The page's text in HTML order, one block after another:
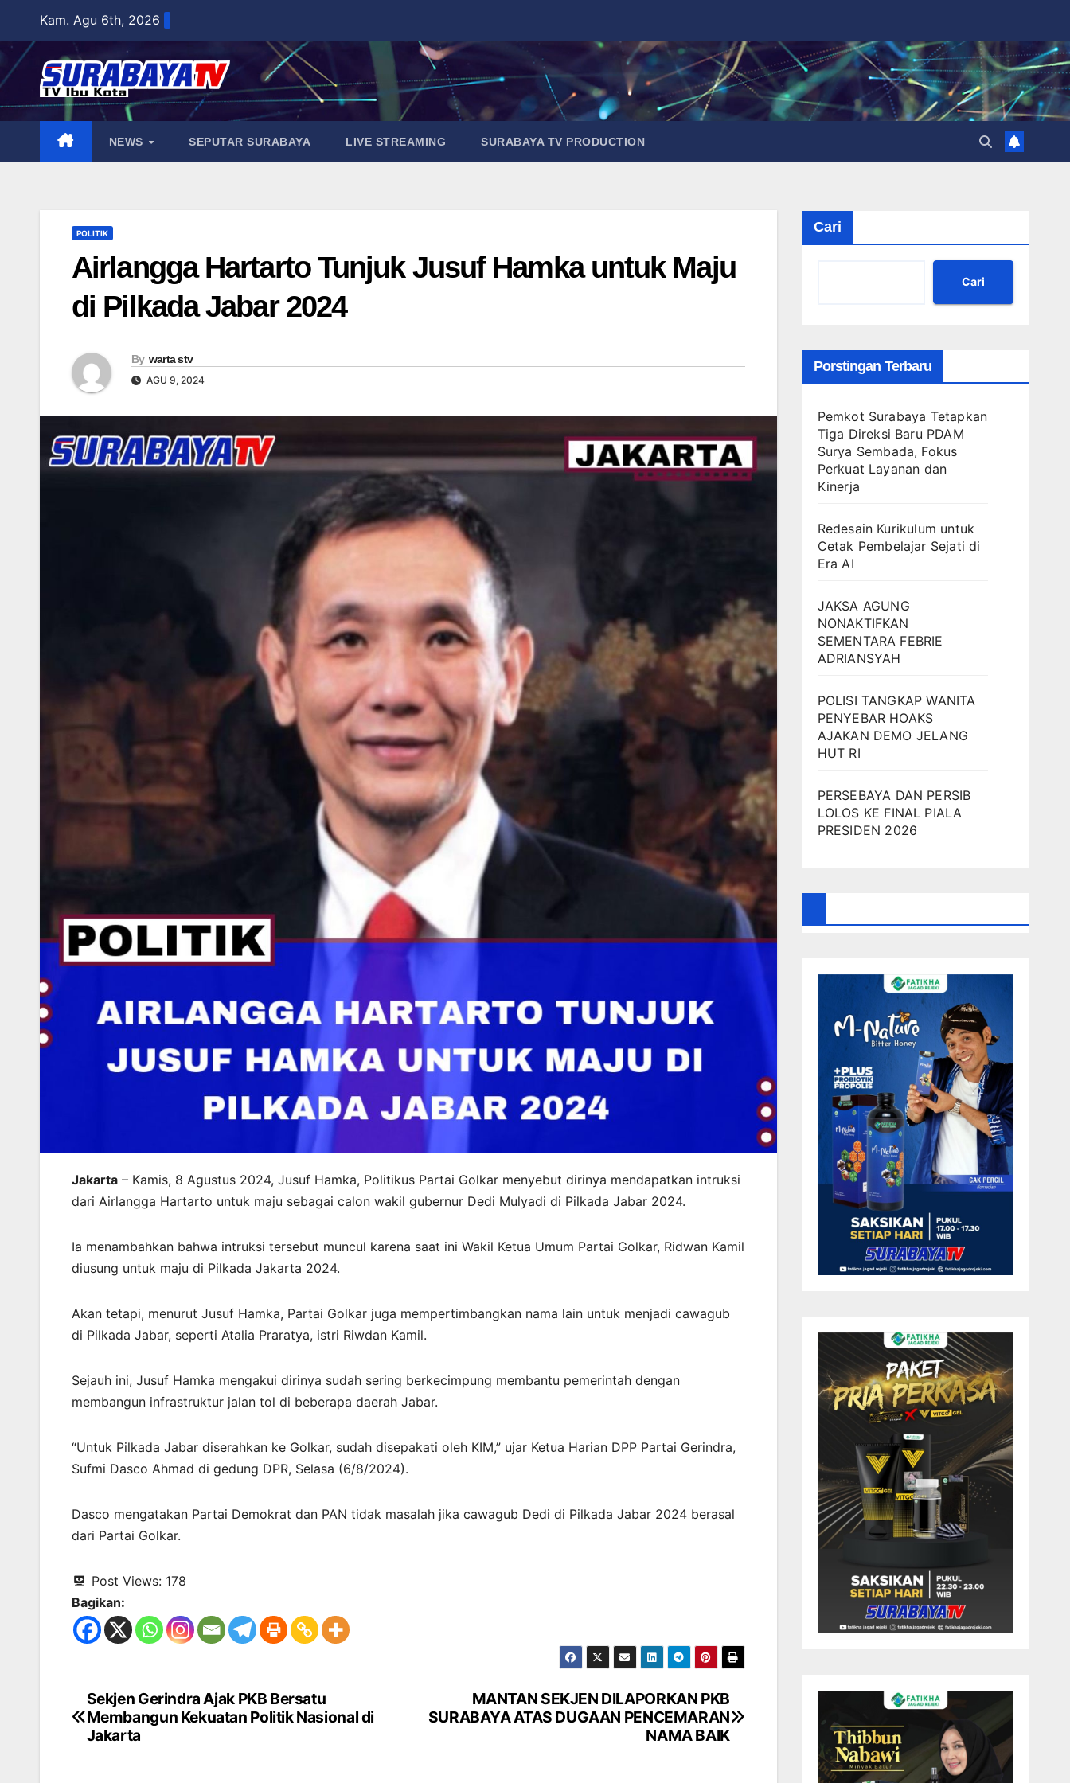
content
Kam. Agu 6th, 2026
NEWS SEPUTAR SURABAYA LIVE STREAMING SURABAYA TV PRODUCTION
POLITIK
Airlangga Hartarto Tunjuk Jusuf Hamka untuk Maju
di Pilkada Jabar 2024
By warta stv
AGU 9, 2024
Jakarta – Kamis, 8 Agustus 2024, Jusuf Hamka, Politikus Partai Golkar menyebut dirinya mendapatkan intruksi
dari Airlangga Hartarto untuk maju sebagai calon wakil gubernur Dedi Mulyadi di Pilkada Jabar 2024.
Ia menambahkan bahwa intruksi tersebut muncul karena saat ini Wakil Ketua Umum Partai Golkar, Ridwan Kamil
diusung untuk maju di Pilkada Jakarta 2024.
Akan tetapi, menurut Jusuf Hamka, Partai Golkar juga mempertimbangkan nama lain untuk menjadi cawagub
di Pilkada Jabar, seperti Atalia Praratya, istri Riwdan Kamil.
Sejauh ini, Jusuf Hamka mengakui dirinya sudah sering berkecimpung membantu pemerintah dengan
membangun infrastruktur jalan tol di beberapa daerah Jabar.
“Untuk Pilkada Jabar diserahkan ke Golkar, sudah disepakati oleh KIM,” ujar Ketua Harian DPP Partai Gerindra,
Sufmi Dasco Ahmad di gedung DPR, Selasa (6/8/2024).
Dasco mengatakan Partai Demokrat dan PAN tidak masalah jika cawagub Dedi di Pilkada Jabar 2024 berasal
dari Partai Golkar.
Post Views: 178
Bagikan:
Navigasi
pos
MANTAN SEKJEN DILAPORKAN PKB
SURABAYA ATAS DUGAAN PENCEMARAN
NAMA BAIK
Sekjen Gerindra Ajak PKB Bersatu
Membangun Kekuatan Politik Nasional di
Jakarta
Cari
Cari
Porstingan Terbaru
Pemkot Surabaya Tetapkan
Tiga Direksi Baru PDAM
Surya Sembada, Fokus
Perkuat Layanan dan
Kinerja
Redesain Kurikulum untuk
Cetak Pembelajar Sejati di
Era AI
JAKSA AGUNG
NONAKTIFKAN
SEMENTARA FEBRIE
ADRIANSYAH
POLISI TANGKAP WANITA
PENYEBAR HOAKS
AJAKAN DEMO JELANG
HUT RI
PERSEBAYA DAN PERSIB
LOLOS KE FINAL PIALA
PRESIDEN 2026